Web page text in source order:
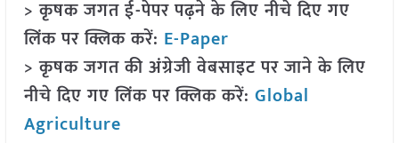
> कृषक जगत ई-पेपर पढ़ने के लिए नीचे दिए गए
लिंक पर क्लिक करें: E-Paper
> कृषक जगत की अंग्रेजी वेबसाइट पर जाने के लिए
नीचे दिए गए लिंक पर क्लिक करें: Global
Agriculture